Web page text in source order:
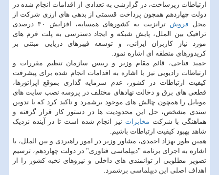
ارتباطات زیرساخت، در گزارشی به تعدادی از اقدامات انجام شده در
دولت چهاردهم همچون پرداخت قسمتی از بدهی های ارزی شرکت از
محل فروش
ترانزیت به کشورهای همسایه، افزایش ۳۰ درصدی
ترافیک بین الملل، پایش شبکه و ایجاد دسترسی به پلت فرم های
مورد نیاز کاربران ایرانی، و توسعه فیبرهای دریایی مبتنی بر
کریدورهای منطقه ای اشاره نمود.
حمید فتاحی، قائم مقام وزیر و رییس سازمان تنظیم مقررات و
ارتباطات رادیویی نیز با اشاره به اقدامات انجام شده برای پیشرفت
کیفیت ارتباطات در کشور، عدم سرمایه گذاری بموقع اپراتورها،
قطعی های برق و دخالت نهادهای مختلف در پروسه نصب سایت های
موبایل را همچون چالش های موجود برشمرد و تاکید کرد که با تدوین
سندی مشخص، حل این محدودیت ها در دستور کار قرار گرفته و
هماهنگی با شرکت مخابرات نیز انجام شده است تا در آینده نزدیک
شاهد بهبود کیفیت ارتباطات باشیم.
همین طور بهزاد احمدی، مشاور وزیر در امور راهبردی و بین الملل، با
اشاره به اجرای برنامه "دیپلماسی فناوری" در دولت چهاردهم، ترسیم
تصویر مطلوبی از توانمندی های داخلی و نیروهای نخبه کشور را از
اهداف اصلی این دیپلماسی برشمرد.